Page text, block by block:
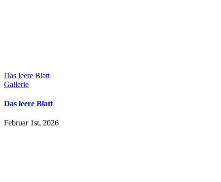
Das leere Blatt
Gallerie
Das leere Blatt
Februar 1st, 2026